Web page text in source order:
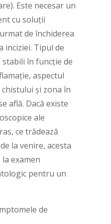
Este necesar un
cu soluții
de închiderea
inciziei. Tipul de
stabili în funcție de
aspectul
și zona în
află. Dacă existe
ale
ce trădează
la venire, acesta
examen
pentru un
de